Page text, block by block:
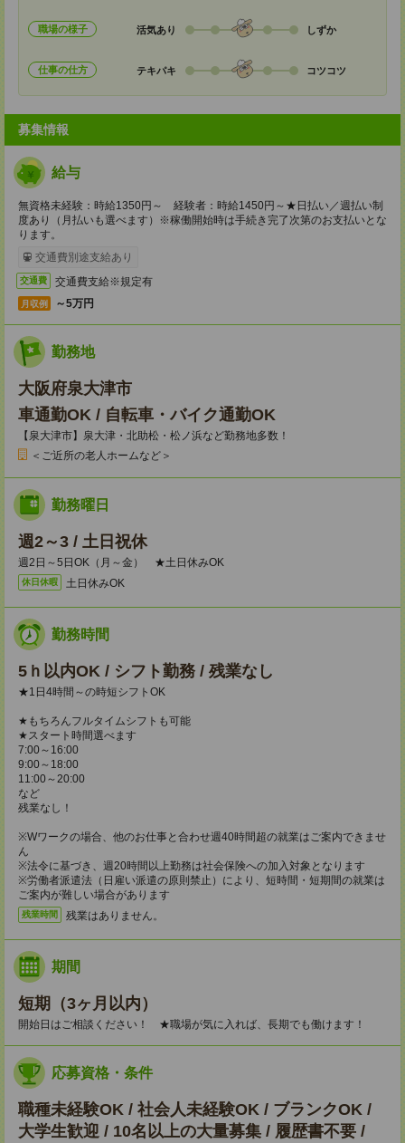
職場の様子 活気あり しずか
仕事の仕方 テキパキ コツコツ
募集情報
給与
無資格未経験：時給1350円～ 経験者：時給1450円～★日払い／週払い制
度あり（月払いも選べます）※稼働開始時は手続き完了次第のお支払いとな
ります。
交通費別途支給あり
交通費 交通費支給※規定有
月収例 ～5万円
勤務地
大阪府泉大津市
車通勤OK / 自転車・バイク通勤OK
【泉大津市】泉大津・北助松・松ノ浜など勤務地多数！
＜ご近所の老人ホームなど＞
勤務曜日
週2～3 / 土日祝休
週2日～5日OK（月～金） ★土日休みOK
休日休暇 土日休みOK
勤務時間
5ｈ以内OK / シフト勤務 / 残業なし
★1日4時間～の時短シフトOK
★もちろんフルタイムシフトも可能
★スタート時間選べます
7:00～16:00
9:00～18:00
11:00～20:00
など
残業なし！
※Wワークの場合、他のお仕事と合わせ週40時間超の就業はご案内できませ
ん
※法令に基づき、週20時間以上勤務は社会保険への加入対象となります
※労働者派遣法（日雇い派遣の原則禁止）により、短時間・短期間の就業は
ご案内が難しい場合があります
残業時間 残業はありません。
期間
短期（3ヶ月以内）
開始日はご相談ください！ ★職場が気に入れば、長期でも働けます！
応募資格・条件
職種未経験OK / 社会人未経験OK / ブランクOK /
大学生歓迎 / 10名以上の大量募集 / 履歴書不要 /